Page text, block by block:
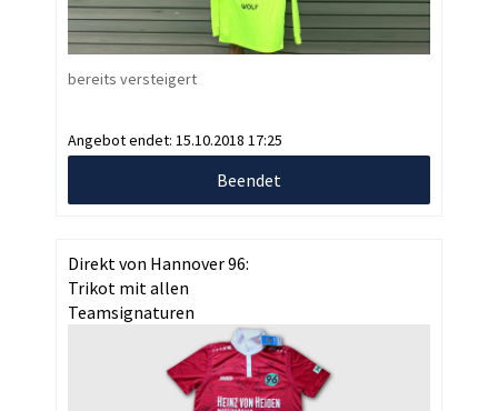
bereits versteigert
Angebot endet: 15.10.2018 17:25
Beendet
Direkt von Hannover 96:
Trikot mit allen
Teamsignaturen